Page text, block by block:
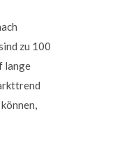
zu 100
lange